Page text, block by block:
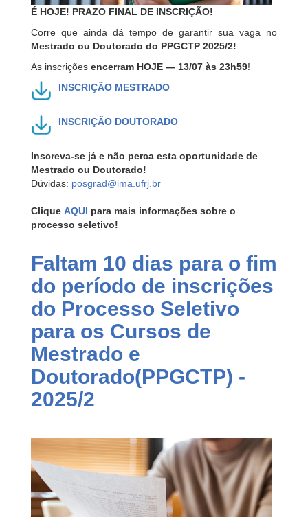
É HOJE! PRAZO FINAL DE INSCRIÇÃO!
Corre que ainda dá tempo de garantir sua vaga no
Mestrado ou Doutorado do PPGCTP 2025/2!
As inscrições encerram HOJE — 13/07 às 23h59!
INSCRIÇÃO MESTRADO
INSCRIÇÃO DOUTORADO
Inscreva-se já e não perca esta oportunidade de
Mestrado ou Doutorado!
Dúvidas: posgrad@ima.ufrj.br
Clique AQUI para mais informações sobre o
processo seletivo!
Faltam 10 dias para o fim
do período de inscrições
do Processo Seletivo
para os Cursos de
Mestrado e
Doutorado(PPGCTP) -
2025/2